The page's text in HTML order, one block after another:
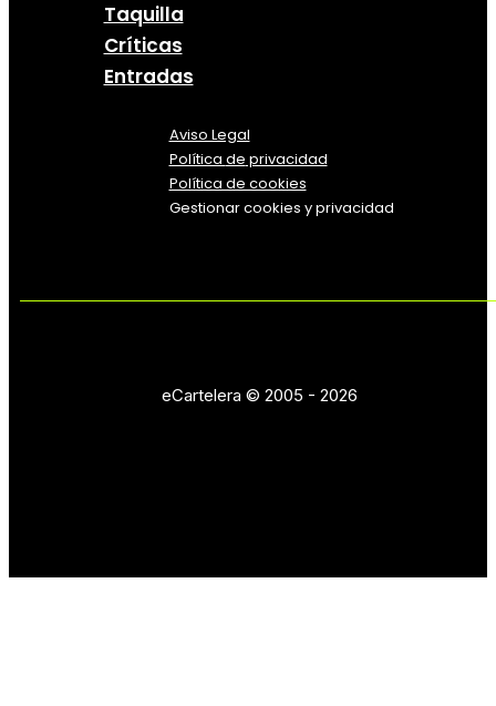
Taquilla
Críticas
Entradas
Aviso Legal
Política de privacidad
Política de cookies
Gestionar cookies y privacidad
eCartelera © 2005 - 2026